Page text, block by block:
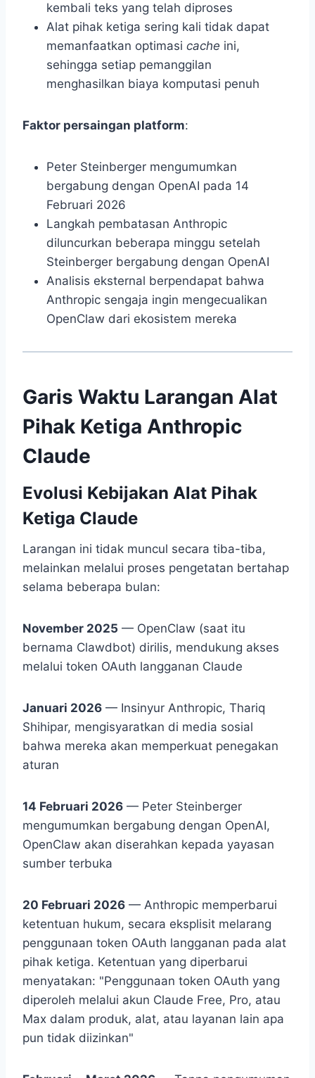
kembali teks yang telah diproses
Alat pihak ketiga sering kali tidak dapat
memanfaatkan optimasi cache ini,
sehingga setiap pemanggilan
menghasilkan biaya komputasi penuh
Faktor persaingan platform:
Peter Steinberger mengumumkan
bergabung dengan OpenAI pada 14
Februari 2026
Langkah pembatasan Anthropic
diluncurkan beberapa minggu setelah
Steinberger bergabung dengan OpenAI
Analisis eksternal berpendapat bahwa
Anthropic sengaja ingin mengecualikan
OpenClaw dari ekosistem mereka
Garis Waktu Larangan Alat
Pihak Ketiga Anthropic
Claude
Evolusi Kebijakan Alat Pihak
Ketiga Claude
Larangan ini tidak muncul secara tiba-tiba,
melainkan melalui proses pengetatan bertahap
selama beberapa bulan:
November 2025 — OpenClaw (saat itu
bernama Clawdbot) dirilis, mendukung akses
melalui token OAuth langganan Claude
Januari 2026 — Insinyur Anthropic, Thariq
Shihipar, mengisyaratkan di media sosial
bahwa mereka akan memperkuat penegakan
aturan
14 Februari 2026 — Peter Steinberger
mengumumkan bergabung dengan OpenAI,
OpenClaw akan diserahkan kepada yayasan
sumber terbuka
20 Februari 2026 — Anthropic memperbarui
ketentuan hukum, secara eksplisit melarang
penggunaan token OAuth langganan pada alat
pihak ketiga. Ketentuan yang diperbarui
menyatakan: "Penggunaan token OAuth yang
diperoleh melalui akun Claude Free, Pro, atau
Max dalam produk, alat, atau layanan lain apa
pun tidak diizinkan"